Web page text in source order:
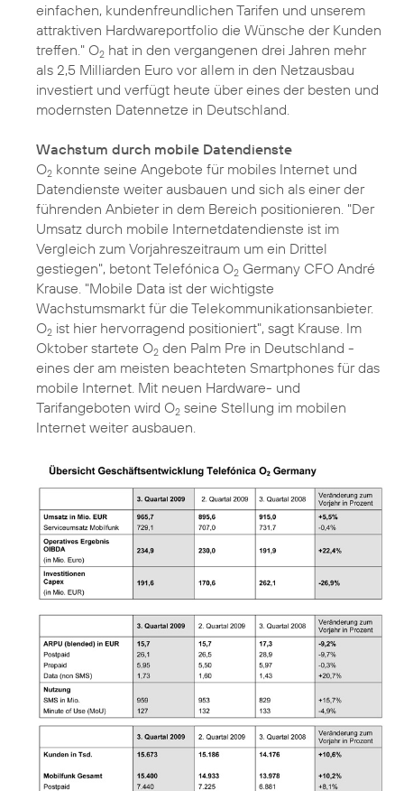
einfachen, kundenfreundlichen Tarifen und unserem
attraktiven Hardwareportfolio die Wünsche der Kunden
treffen." O2 hat in den vergangenen drei Jahren mehr
als 2,5 Milliarden Euro vor allem in den Netzausbau
investiert und verfügt heute über eines der besten und
modernsten Datennetze in Deutschland.
Wachstum durch mobile Datendienste
O2 konnte seine Angebote für mobiles Internet und
Datendienste weiter ausbauen und sich als einer der
führenden Anbieter in dem Bereich positionieren. "Der
Umsatz durch mobile Internetdatendienste ist im
Vergleich zum Vorjahreszeitraum um ein Drittel
gestiegen", betont Telefónica O2 Germany CFO André
Krause. "Mobile Data ist der wichtigste
Wachstumsmarkt für die Telekommunikationsanbieter.
O2 ist hier hervorragend positioniert", sagt Krause. Im
Oktober startete O2 den Palm Pre in Deutschland -
eines der am meisten beachteten Smartphones für das
mobile Internet. Mit neuen Hardware- und
Tarifangeboten wird O2 seine Stellung im mobilen
Internet weiter ausbauen.